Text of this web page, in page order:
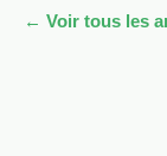
← Voir tous les